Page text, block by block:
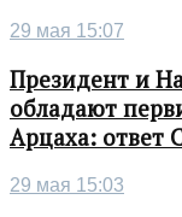
29 мая 15:07
Президент и
обладают
Арцаха: ответ
29 мая 15:03